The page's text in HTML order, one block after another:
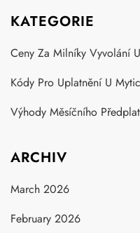
KATEGORIE
Ceny Za Milníky Vyvolání
Kódy Pro Uplatnění U
Výhody Měsíčního
ARCHIV
March 2026
February 2026